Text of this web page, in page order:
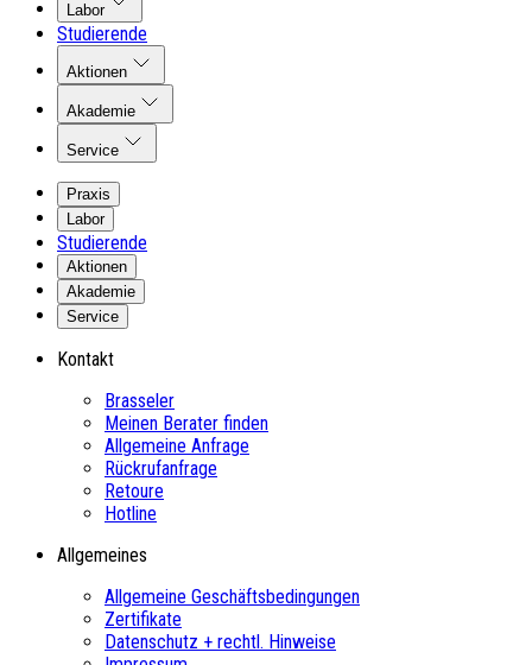
Labor
Studierende
Aktionen
Akademie
Service
Praxis
Labor
Studierende
Aktionen
Akademie
Service
Kontakt
Brasseler
Meinen Berater finden
Allgemeine Anfrage
Rückrufanfrage
Retoure
Hotline
Allgemeines
Allgemeine Geschäftsbedingungen
Zertifikate
Datenschutz + rechtl. Hinweise